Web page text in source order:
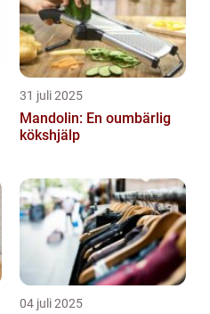
31 juli 2025
Mandolin: En oumbärlig
kökshjälp
04 juli 2025